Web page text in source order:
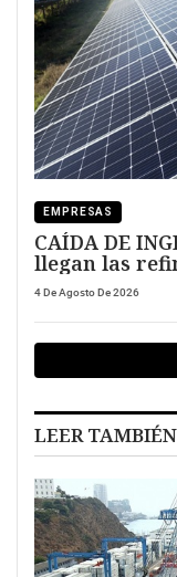
EMPRESAS
CAÍDA DE
llegan las refinanciaciones y
4 De Agosto De 2026
LEER TAMBIÉN